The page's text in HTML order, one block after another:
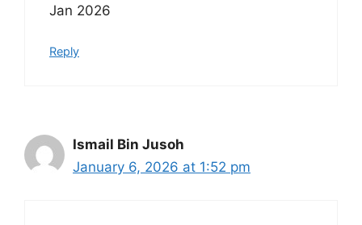
Jan 2026
Reply
Ismail Bin Jusoh
January 6, 2026 at 1:52 pm